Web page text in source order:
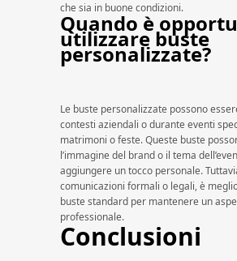
che sia in buone condizioni.
Quando è
utilizzare buste
personalizzate?
Le buste personalizzate possono
contesti aziendali o durante eventi
matrimoni o feste. Queste buste
l’immagine del brand o il tema
aggiungere un tocco personale.
comunicazioni formali o legali, è
buste standard per mantenere un
professionale.
Conclusioni